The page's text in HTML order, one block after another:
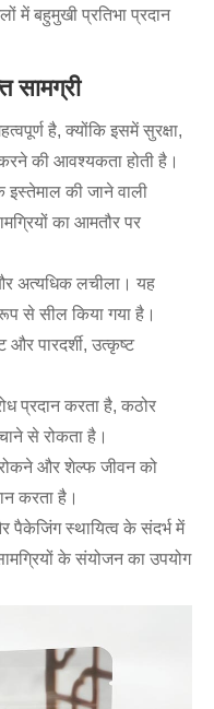
में बहुमुखी प्रतिभा प्रदान
सामग्री
है, क्योंकि इसमें सुरक्षा,
की आवश्यकता होती है।
की जाने वाली
का आमतौर पर
अत्यधिक लचीला। यह
से सील किया गया है।
और पारदर्शी, उत्कृष्ट
प्रदान करता है, कठोर
से रोकता है।
और शेल्फ जीवन को
करता है।
पैकेजिंग स्थायित्व के संदर्भ में
के संयोजन का उपयोग